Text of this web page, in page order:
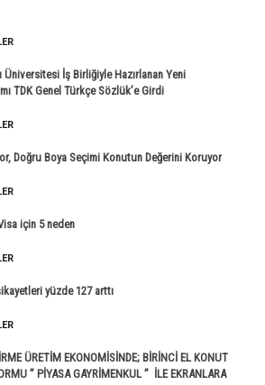
Üniversitesi İş Birliğiyle Hazırlanan Yeni
TDK Genel Türkçe Sözlük’e Girdi
Doğru Boya Seçimi Konutun Değerini Koruyor
için 5 neden
yüzde 127 arttı
ÜRETİM EKONOMİSİNDE; BİRİNCİ EL KONUT
” PİYASA GAYRİMENKUL ” İLE EKRANLARA